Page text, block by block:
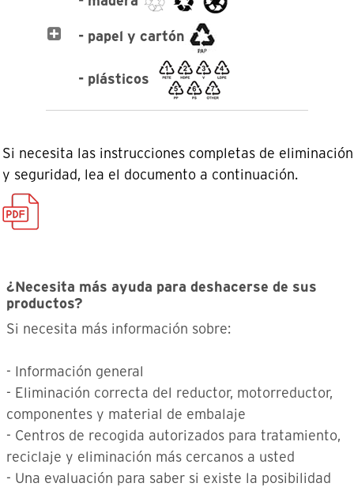
- papel y cartón
- plásticos
Si necesita las instrucciones completas de eliminación
y seguridad, lea el documento a continuación.
¿Necesita más ayuda para deshacerse de sus
productos?
Si necesita más información sobre:
- Información general
- Eliminación correcta del reductor, motorreductor,
componentes y material de embalaje
- Centros de recogida autorizados para tratamiento,
reciclaje y eliminación más cercanos a usted
- Una evaluación para saber si existe la posibilidad